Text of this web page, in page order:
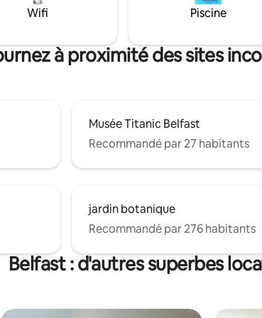
Wifi Piscine
à proximité des sites
Musée Titanic Belfast
Recommandé par 27 habitants
jardin botanique
Recommandé par 276 habitants
Belfast : d'autres superbes